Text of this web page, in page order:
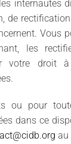
internautes
de
Vous
les
votre droit
ou pour
dans ce
au